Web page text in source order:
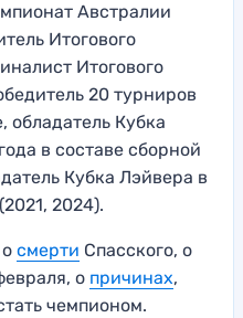
Австралии
Итогового
Итогового
20 турниров
обладатель Кубка
в составе сборной
Кубка Лэйвера в
2024).
смерти Спасского, о
о причинах,
чемпионом.